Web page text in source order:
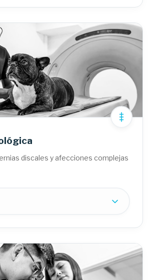
tumores:
discales y afecciones complejas